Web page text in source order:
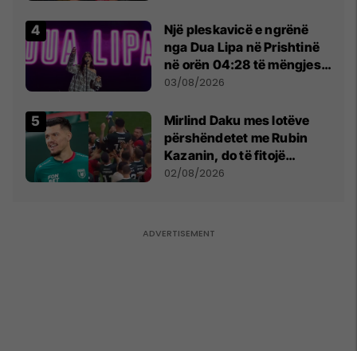
Një pleskavicë e ngrënë
nga Dua Lipa në Prishtinë
në orën 04:28 të mëngjesit
- dhe bota digjitale serbe
03/08/2026
Mirlind Daku mes lotëve
përshëndetet me Rubin
Kazanin, do të fitojë
miliona te Spartak Moska
02/08/2026